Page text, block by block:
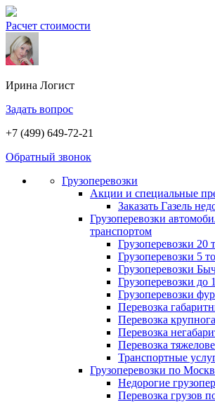
Расчет стоимости
Ирина Логист
Задать вопрос
+7 (499) 649-72-21
Обратный звонок
Грузоперевозки
Акции и специальные
Заказать Газель
Грузоперевозки
транспортом
Грузоперевозки 20
Грузоперевозки 5
Грузоперевозки
Грузоперевозки до
Грузоперевозки
Перевозка
Перевозка
Перевозка
Перевозка
Транспортные
Грузоперевозки по
Недорогие
Перевозка грузов